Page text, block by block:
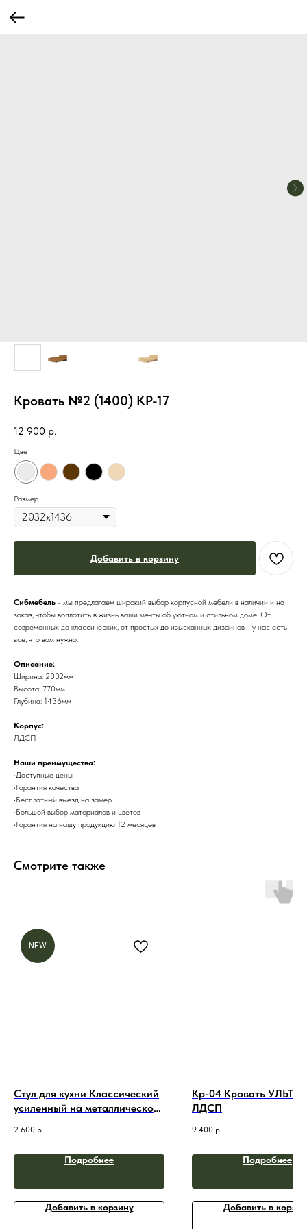
Кровать №2 (1400) КР-17
12 900 р.
Цвет
Размер
Добавить в корзину
Сибмебель - мы предлагаем широкий выбор корпусной мебели в наличии и на
заказ, чтобы воплотить в жизнь ваши мечты об уютном и стильном доме. От
современных до классических, от простых до изысканных дизайнов - у нас есть
все, что вам нужно.
Описание:
Ширина: 2032мм
Высота: 770мм
Глубина: 1436мм
Корпус:
ЛДСП
Наши преимущества:
•Доступные цены
•Гарантия качества
•Бесплатный выезд на замер
•Большой выбор материалов и цветов
•Гарантия на нашу продукцию 12 месяцев
Смотрите также
NEW
Стул для кухни Классический
усиленный на металлическом
2 600 р.
Подробнее
Добавить в корзину
Кр-04 Кровать
ЛДСП
9 400 р.
Подробнее
Добавить в